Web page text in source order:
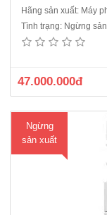
Hãng sản xuất: Máy
Tình trạng: Ngừng
47.000.000đ
Ngừng
sản xuất
Máy photocopy
cũ.Chức năng chuẩn:
30 trang A4/phút,